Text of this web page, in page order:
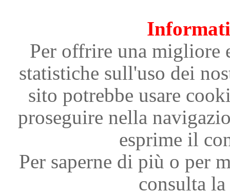
Per offrire una migliore
statistiche sull'uso dei
sito potrebbe usare
proseguire nella
esprime il
Per saperne di più o per
consulta